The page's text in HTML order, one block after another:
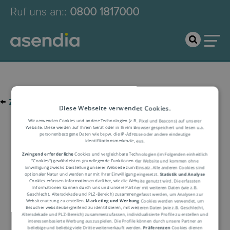
Ruf uns an:: 0800 1817000
← zur Glossar-Übersicht
Logistik-Glossar
Begriffserklärung
Diese Webseite verwendet Cookies.
Wir verwenden Cookies und andere Technologien (z.B. Pixel und Beacons) auf unserer
Website. Diese werden auf Ihrem Gerät oder in Ihrem Browser gespeichert und lesen u.a.
personenbezogene Daten wie bspw. die IP-Adresse oder andere eindeutige
Identifikationsmerkmale, aus.
Zwingend erforderlicheCookies und vergleichbare Technologien (im Folgenden einheitlich
"Cookies") gewährleisten grundlegende Funktionen der Website und kommen ohne
Einwilligung zwecks Darstellung unserer Webseite zum Einsatz. Alle anderen Cookies sind
optionaler Natur und werden nur mit Ihrer Einwilligung eingesetzt.Statistik und Analyse
Cookies erfassen Informationen darüber, wie die Website genutzt wird. Die erfassten
Informationen können durch uns und unsere Partner mit weiteren Daten (wie z.B.
Geschlecht, Altersdekade und PLZ-Bereich) zusammengefasst werden, um Analysen zur
Websitenutzung zu erstellen.Marketing und Werbung Cookies werden verwendet, um
Besucher websiteübergreifend zu identifizieren, mit weiteren Daten (wie z.B. Geschlecht,
Altersdekade und PLZ-Bereich) zusammenzufassen, individualisierte Profile zu erstellen und
interessenbasierte Werbung auszuspielen. Die Profile können durch unsere Partner an
beliebige und beliebig viele Dritte weiterverkauft werden.PräferenzenCookies dienen